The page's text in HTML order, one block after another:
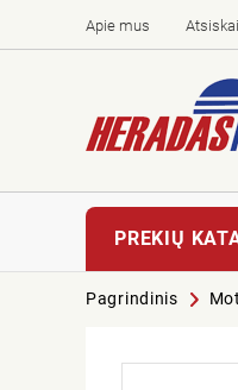
Apie mus
PREKIŲ
Pagrindinis